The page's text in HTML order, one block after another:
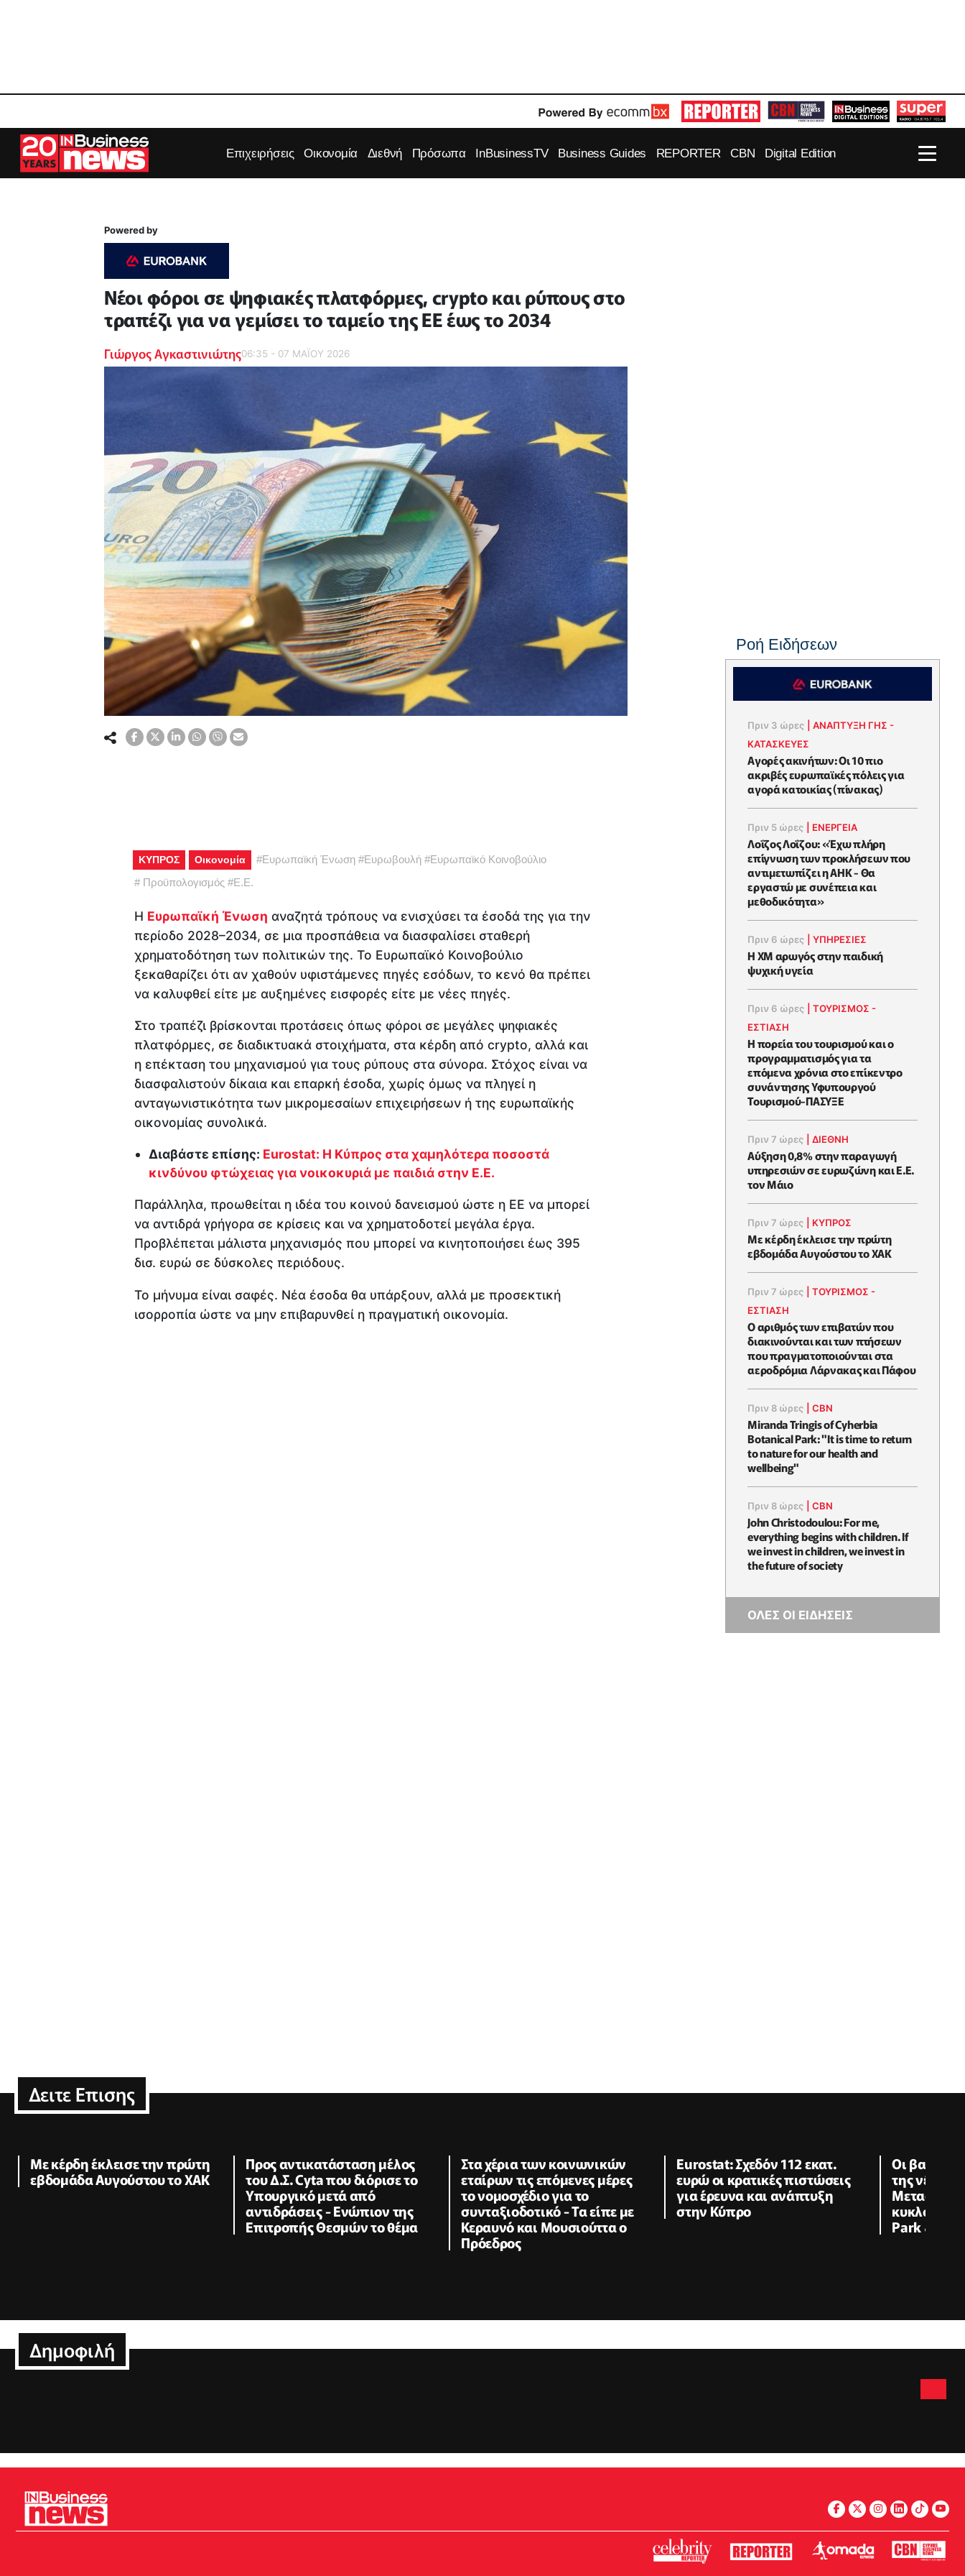
Επιχειρήσεις Οικονομία Διεθνή Πρόσωπα InBusinessTV Business Guides REPORTER CBN Digital Edition
Powered by
Νέοι φόροι σε ψηφιακές πλατφόρμες, crypto και ρύπους στο
τραπέζι για να γεμίσει το ταμείο της ΕΕ έως το 2034
Γιώργος Αγκαστινιώτης06:35 - 07 ΜΑΪ́ΟΥ 2026
ΚΥΠΡΟΣ Οικονομία #Ευρωπαϊκή Ένωση #Ευρωβουλή #Ευρωπαϊκό Κοινοβούλιο
#Προϋπολογισμός #Ε.Ε.
Η Ευρωπαϊκή Ένωση αναζητά τρόπους να ενισχύσει τα έσοδά της για την
περίοδο 2028–2034, σε μια προσπάθεια να διασφαλίσει σταθερή
χρηματοδότηση των πολιτικών της. Το Ευρωπαϊκό Κοινοβούλιο
ξεκαθαρίζει ότι αν χαθούν υφιστάμενες πηγές εσόδων, το κενό θα πρέπει
να καλυφθεί είτε με αυξημένες εισφορές είτε με νέες πηγές.
Στο τραπέζι βρίσκονται προτάσεις όπως φόροι σε μεγάλες ψηφιακές
πλατφόρμες, σε διαδικτυακά στοιχήματα, στα κέρδη από crypto, αλλά και
η επέκταση του μηχανισμού για τους ρύπους στα σύνορα. Στόχος είναι να
διασφαλιστούν δίκαια και επαρκή έσοδα, χωρίς όμως να πληγεί η
ανταγωνιστικότητα των μικρομεσαίων επιχειρήσεων ή της ευρωπαϊκής
οικονομίας συνολικά.
Διαβάστε επίσης: Eurostat: Η Κύπρος στα χαμηλότερα ποσοστά
κινδύνου φτώχειας για νοικοκυριά με παιδιά στην Ε.Ε.
Παράλληλα, προωθείται η ιδέα του κοινού δανεισμού ώστε η ΕΕ να μπορεί
να αντιδρά γρήγορα σε κρίσεις και να χρηματοδοτεί μεγάλα έργα.
Προβλέπεται μάλιστα μηχανισμός που μπορεί να κινητοποιήσει έως 395
δισ. ευρώ σε δύσκολες περιόδους.
Το μήνυμα είναι σαφές. Νέα έσοδα θα υπάρξουν, αλλά με προσεκτική
ισορροπία ώστε να μην επιβαρυνθεί η πραγματική οικονομία.
Ροή Ειδήσεων
Πριν 3 ώρες |ΑΝΑΠΤΥΞΗ ΓΗΣ -
ΚΑΤΑΣΚΕΥΕΣ
Αγορές ακινήτων: Οι 10 πιο
ακριβές ευρωπαϊκές πόλεις για
αγορά κατοικίας (πίνακας)
Πριν 5 ώρες ΕΝΈΡΓΕΙΑ
Λοΐζος Λοΐζου: «Έχω πλήρη
επίγνωση των προκλήσεων που
αντιμετωπίζει η ΑΗΚ - Θα
εργαστώ με συνέπεια και
μεθοδικότητα»
Πριν 6 ώρες |ΥΠΗΡΕΣΙΕΣ
Η XM αρωγός στην παιδική
ψυχική υγεία
Πριν 6 ώρες |ΤΟΥΡΙΣΜΟΣ -
ΕΣΤΙΑΣΗ
Η πορεία του τουρισμού και ο
προγραμματισμός για τα
επόμενα χρόνια στο επίκεντρο
συνάντησης Υφυπουργού
Τουρισμού-ΠΑΣΥΞΕ
Πριν 7 ώρες |ΔΙΕΘΝΗ
Αύξηση 0,8% στην παραγωγή
υπηρεσιών σε ευρωζώνη και Ε.Ε.
τον Μάιο
Πριν 7 ώρες ΚΥΠΡΟΣ
Με κέρδη έκλεισε την πρώτη
εβδομάδα Αυγούστου το ΧΑΚ
Πριν 7 ώρες |ΤΟΥΡΙΣΜΟΣ -
ΕΣΤΙΑΣΗ
Ο αριθμός των επιβατών που
διακινούνται και των πτήσεων
που πραγματοποιούνται στα
αεροδρόμια Λάρνακας και Πάφου
Πριν 8 ώρες |CBN
Miranda Tringis of Cyherbia
Botanical Park: "It is time to return
to nature for our health and
wellbeing"
Πριν 8 ώρες |CBN
John Christodoulou: For me,
everything begins with children. If
we invest in children, we invest in
the future of society
ΟΛΕΣ ΟΙ ΕΙΔΗΣΕΙΣ
Δειτε Επισης
Με κέρδη έκλεισε την πρώτη
εβδομάδα Αυγούστου το ΧΑΚ
Προς αντικατάσταση μέλος
του Δ.Σ. Cyta που διόρισε το
Υπουργικό μετά από
αντιδράσεις - Ενώπιον της
Επιτροπής Θεσμών το θέμα
Στα χέρια των κοινωνικών
εταίρων τις επόμενες μέρες
το νομοσχέδιο για το
συνταξιοδοτικό - Τα είπε με
Κεραυνό και Μουσιούττα ο
Πρόεδρος
Eurostat: Σχεδόν 112 εκατ.
ευρώ οι κρατικές πιστώσεις
για έρευνα και ανάπτυξη
στην Κύπρο
Οι βασικές
της νέας
Park & Ride
Δημοφιλή